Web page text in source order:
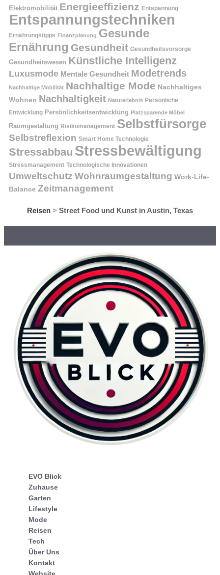
Elektromobilität Energieeffizienz Entspannung
Entspannungstechniken
Ernährungstipps Finanzplanung Gesunde
Ernährung Gesundheit Gesundheitsvorsorge
Gesundheitswesen Künstliche Intelligenz
Luxusmode Mentale Gesundheit Modetrends
Nachhaltige Mobilität Nachhaltige Mode Nachhaltiges
Wohnen Nachhaltigkeit Naturerlebnis Persönliche
Entwicklung Persönlichkeitsentwicklung Platzsparende Möbel
Raumgestaltung Risikomanagement Selbstfürsorge
Selbstreflexion Smart Home Technologie
Stressabbau Stressbewältigung
Stressmanagement Technologische Innovationen
Umweltschutz Wohnraumgestaltung Work-Life-
Balance Zeitmanagement
Reisen > Street Food und Kunst in Austin, Texas
EVO Blick
Zuhause
Garten
Lifestyle
Mode
Reisen
Tech
Über Uns
Kontakt